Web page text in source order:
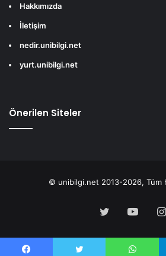
Hakkımızda
İletişim
nedir.unibilgi.net
yurt.unibilgi.net
Önerilen Siteler
© unibilgi.net 2013-2026, Tüm
Twitter